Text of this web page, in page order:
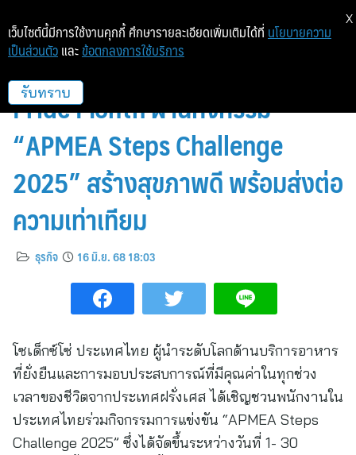
โซเด็กซ์โซ่ ประเทศไทย ร่วมฉลอง
Pride Month ผ่านกิจกรรม
“APMEA Steps Challenge
2025” สร้างสุขภาพดี พร้อมส่งต่อ
ความเท่าเทียม
ธุรกิจ 16 มิ.ย. 68 18:03
โซเด็กซ์โซ่ ประเทศไทย ผู้นำระดับโลกด้านบริการอาหาร
ที่ยั่งยืนและการมอบประสบการณ์ที่มีคุณค่าในทุกช่วง
เวลาของชีวิตจากประเทศฝรั่งเศส ได้เชิญชวนพนักงานใน
ประเทศไทยร่วมกิจกรรมการแข่งขัน “APMEA Steps
Challenge 2025” ซึ่งได้จัดขึ้นระหว่างวันที่ 1- 30
เว็บไซต์นี้มีการใช้งานคุกกี้ ศึกษารายละเอียดเพิ่มเติมได้ที่ นโยบายความ
เป็นส่วนตัว และ ข้อตกลงการใช้บริการ
รับทราบ
X